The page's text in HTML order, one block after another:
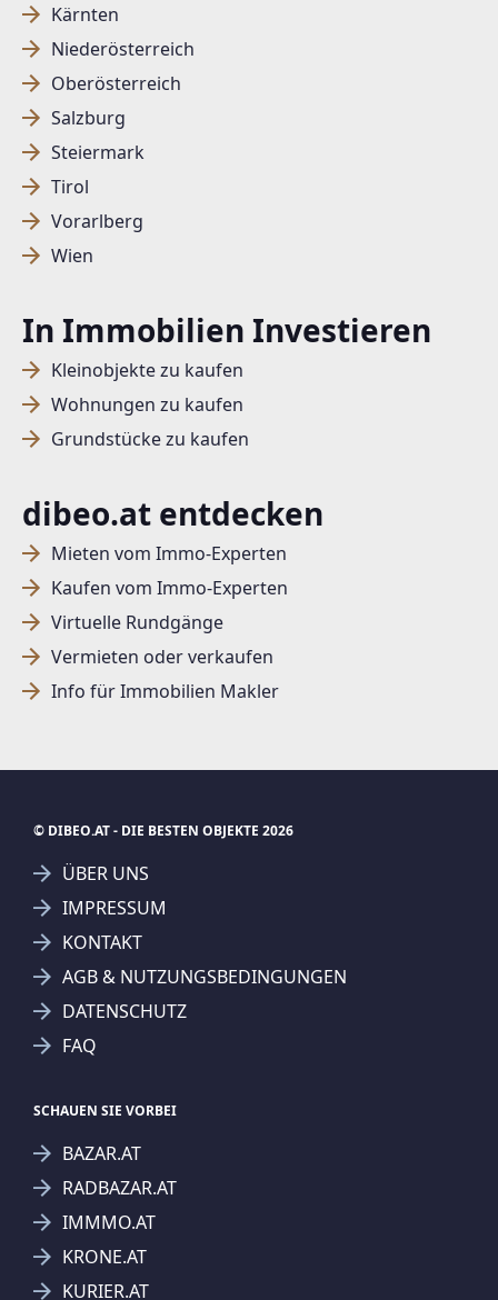
Kärnten
Niederösterreich
Oberösterreich
Salzburg
Steiermark
Tirol
Vorarlberg
Wien
In Immobilien Investieren
Kleinobjekte zu kaufen
Wohnungen zu kaufen
Grundstücke zu kaufen
dibeo.at entdecken
Mieten vom Immo-Experten
Kaufen vom Immo-Experten
Virtuelle Rundgänge
Vermieten oder verkaufen
Info für Immobilien Makler
© DIBEO.AT - DIE BESTEN OBJEKTE 2026
ÜBER UNS
IMPRESSUM
KONTAKT
AGB & NUTZUNGSBEDINGUNGEN
DATENSCHUTZ
FAQ
SCHAUEN SIE VORBEI
BAZAR.AT
RADBAZAR.AT
IMMMO.AT
KRONE.AT
KURIER.AT